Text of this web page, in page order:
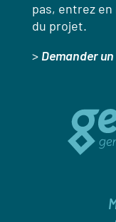
pas, entrez
du projet.
> Demander